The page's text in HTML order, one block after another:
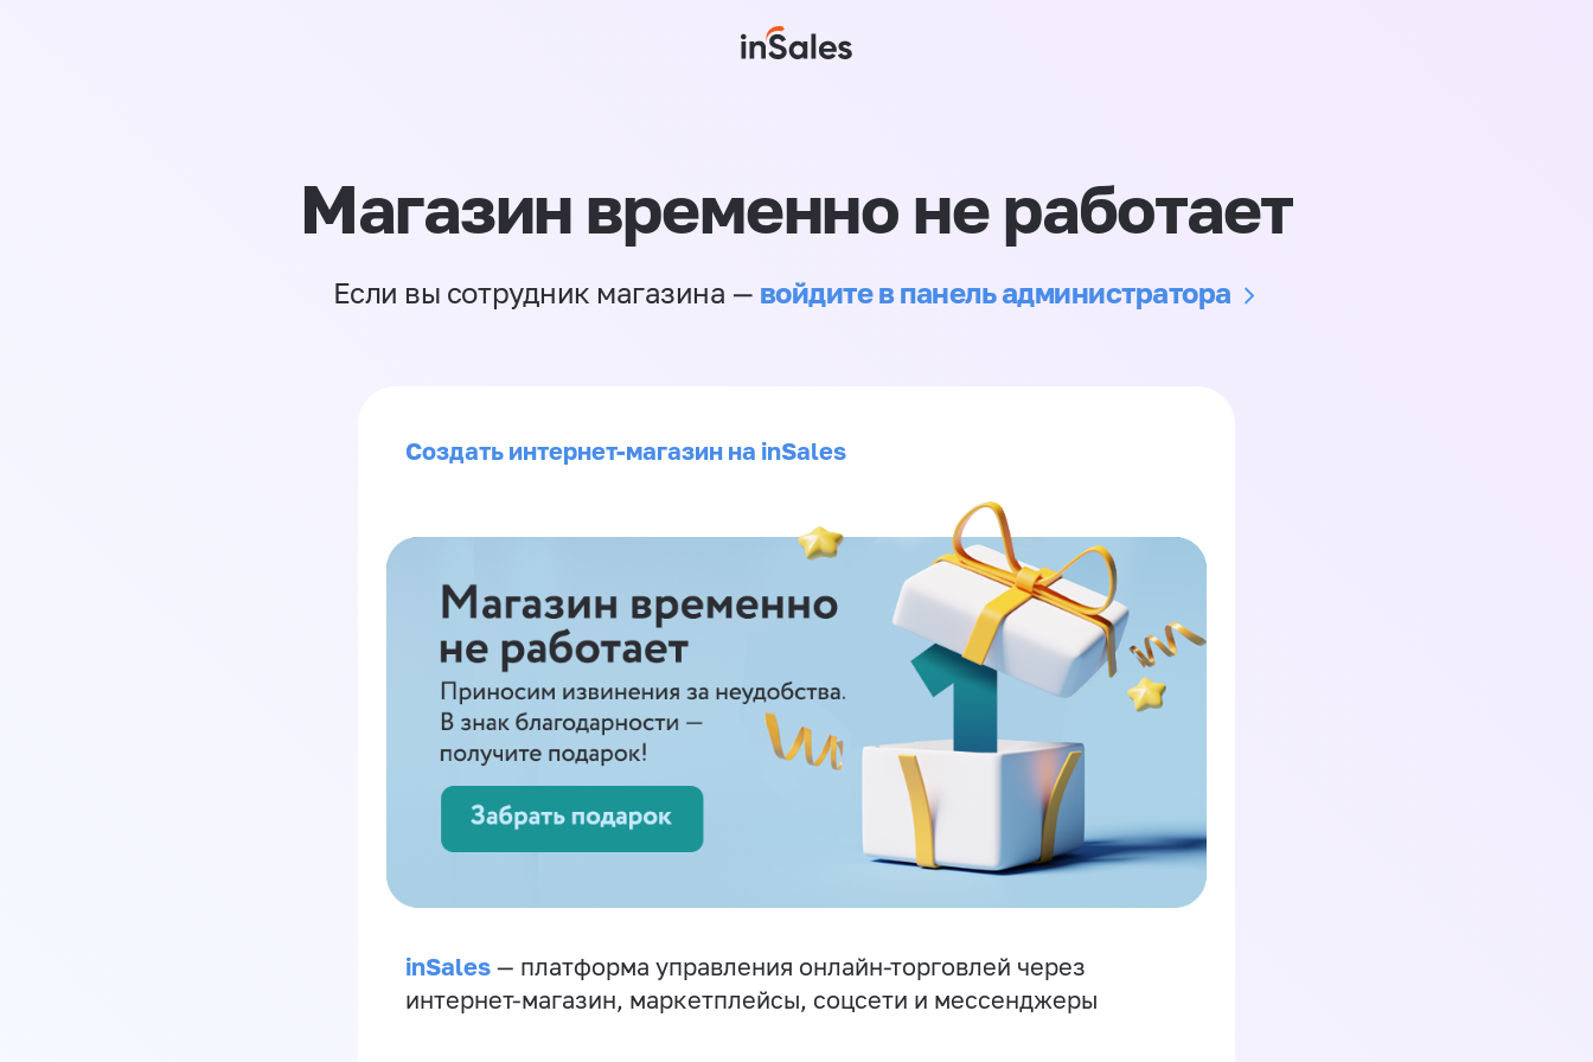
Магазин временно не работает
Если вы сотрудник магазина — войдите в панель администратора
Создать интернет-магазин на inSales
inSales — платформа управления онлайн-торговлей через
интернет-магазин, маркетплейсы, соцсети и мессенджеры